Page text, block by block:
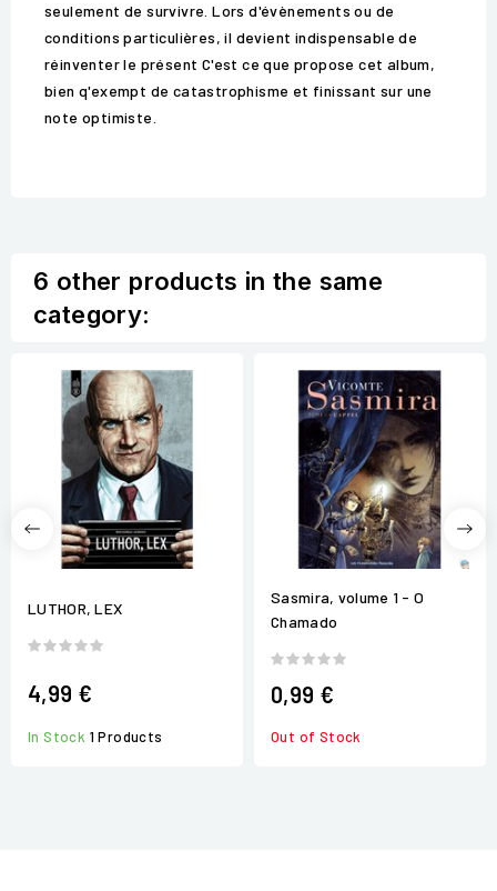
seulement de survivre. Lors d'évènements ou de
conditions particulières, il devient indispensable de
réinventer le présent C'est ce que propose cet album,
bien q'exempt de catastrophisme et finissant sur une
note optimiste.
6 other products in the same
category:
LUTHOR, LEX
4,99 €
In Stock 1 Products
Sasmira, volume 1 - O
Chamado
0,99 €
Out of Stock